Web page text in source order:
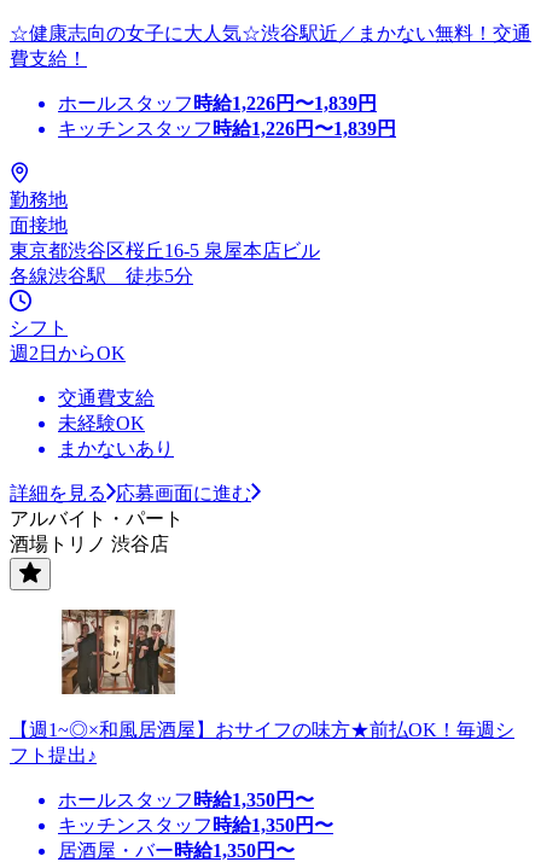
☆健康志向の女子に大人気☆渋谷駅近／まかない無料！交通
費支給！
ホールスタッフ 時給1,226円〜1,839円
キッチンスタッフ 時給1,226円〜1,839円
勤務地
面接地
東京都渋谷区桜丘16-5 泉屋本店ビル
各線渋谷駅 徒歩5分
シフト
週2日からOK
交通費支給
未経験OK
まかないあり
詳細を見る
応募画面に進む
アルバイト・パート
酒場トリノ 渋谷店
【週1~◎×和風居酒屋】おサイフの味方★前払OK！毎週シ
フト提出♪
ホールスタッフ 時給1,350円〜
キッチンスタッフ 時給1,350円〜
居酒屋・バー時給1,350円〜